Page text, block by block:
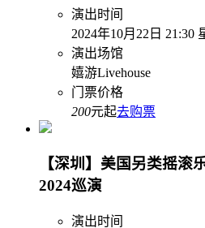
演出时间
2024年10月22日 21:30
演出场馆
嬉游Livehouse
门票价格
200元起去购票
【深圳】美国另类摇滚
2024巡演
演出时间